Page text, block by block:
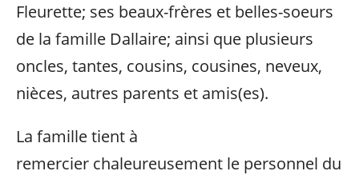
Fleurette; ses beaux-frères et belles-soeurs
de la famille Dallaire; ainsi que plusieurs
oncles, tantes, cousins, cousines, neveux,
nièces, autres parents et amis(es).
La famille tient à
remercier chaleureusement le personnel du